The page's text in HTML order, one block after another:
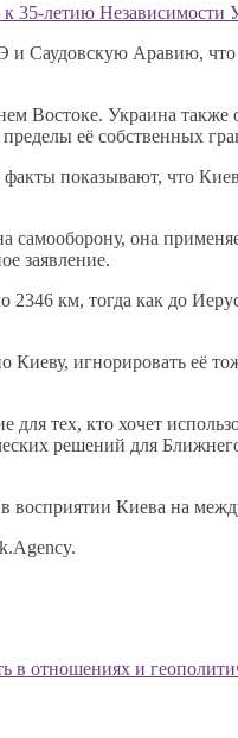
к 35-летию Независимости
Саудовскую Аравию, что
Востоке. Украина также
её собственных
показывают, что
она
заявление.
2346 км, тогда как до
игнорировать её
тех, кто хочет
решений для
восприятии Киева на
в отношениях и